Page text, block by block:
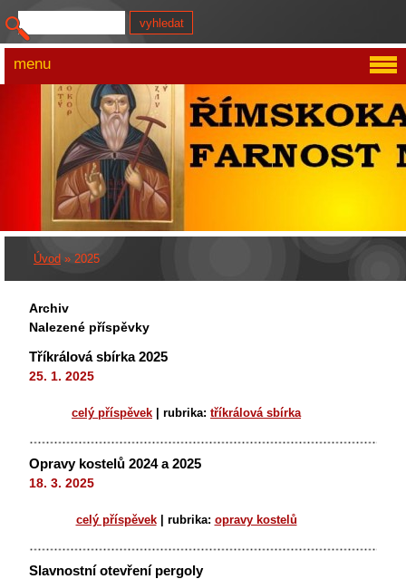
Úvod » 2025
Archiv
Nalezené příspěvky
Tříkrálová sbírka 2025
25. 1. 2025
celý příspěvek rubrika: tříkrálová sbírka
Opravy kostelů 2024 a 2025
18. 3. 2025
celý příspěvek rubrika: opravy kostelů
Slavnostní otevření pergoly
menu